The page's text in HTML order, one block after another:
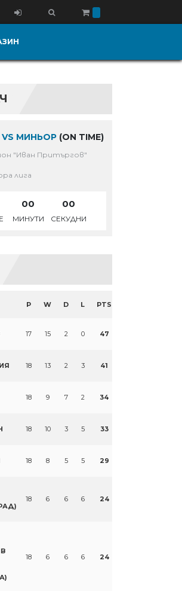
VS МИНЬОР (ON TIME)
"Иван Притъргов"
лига
00
МИНУТИ
00
СЕКУДНИ
P W D L PTS
17 15 2 0 47
18 13 2 3 41
18 9 7 2 34
18 10 3 5 33
18 8 5 5 29
18 6 6 6 24
18 6 6 6 24